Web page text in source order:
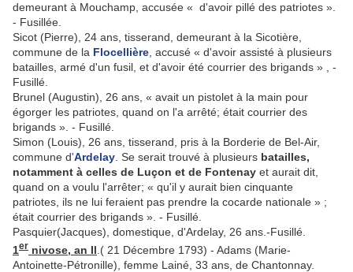
demeurant à Mouchamp, accusée « d'avoir pillé des pa­triotes ».
- Fusillée.
Sicot (Pierre), 24 ans, tisserand, demeurant à la Sicotière,
commune de la Flocellière , accusé « d'avoir assisté à plusieurs
batailles, armé d'un fusil, et d'avoir été courrier des bri­gands » , -
Fusillé.
Brunel (Augustin), 26 ans, « avait un pistolet à la main pour
égorger les patriotes, quand on l'a arrêté; était courrier des
brigands ». - Fusillé.
Simon (Louis), 26 ans, tisserand, pris à la Borderie de Bel­-Air,
commune d'Ardelay . Se serait trouvé à plusieurs batailles,
notamment à celles de Luçon et de Fontenay et aurait dit,
quand on a voulu l'arrêter; « qu'il y aurait bien cin­quante
patriotes, ils ne lui feraient pas prendre la cocarde nationale » ;
était courrier des brigands ». - Fusillé.
Pasquier(Jacques), domestique, d'Ardelay, 26 ans.-Fusillé.
1er nivose, an Il .( 21 Décembre 1793) - Adams (Marie-
Antoinette-Pétronille), femme Lainé, 33 ans, de Chantonnay.